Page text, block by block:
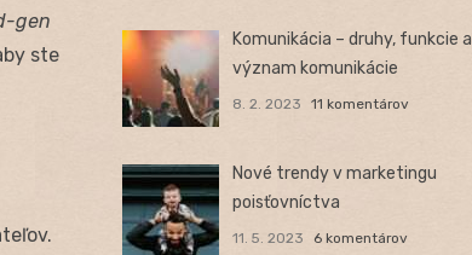
gen
ste
Komunikácia – druhy, funkcie a
význam komunikácie
8. 2. 2023 11 komentárov
Nové trendy v marketingu
poisťovníctva
11. 5. 2023 6 komentárov